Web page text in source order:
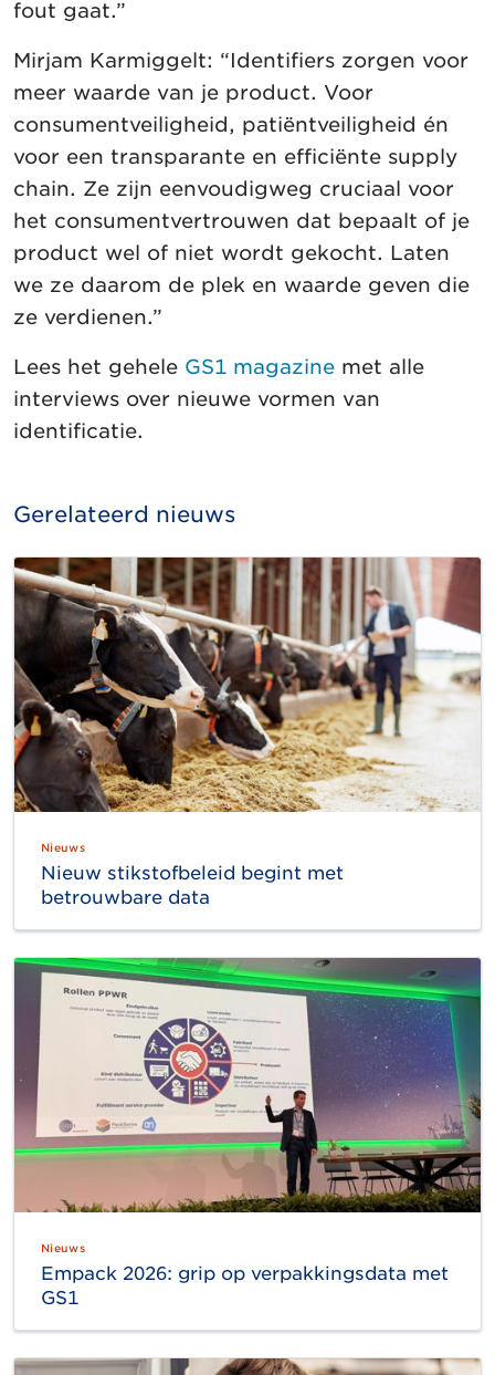
fout gaat.”
Mirjam Karmiggelt: “Identifiers zorgen voor
meer waarde van je product. Voor
consumentveiligheid, patiëntveiligheid én
voor een transparante en efficiënte supply
chain. Ze zijn eenvoudigweg cruciaal voor
het consumentvertrouwen dat bepaalt of je
product wel of niet wordt gekocht. Laten
we ze daarom de plek en waarde geven die
ze verdienen.”
Lees het gehele GS1 magazine met alle
interviews over nieuwe vormen van
identificatie.
Gerelateerd nieuws
Nieuws
Nieuw stikstofbeleid begint met
betrouwbare data
Nieuws
Empack 2026: grip op verpakkingsdata met
GS1